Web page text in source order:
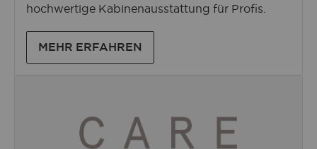
hochwertige Kabinenausstattung für Profis.
MEHR ERFAHREN